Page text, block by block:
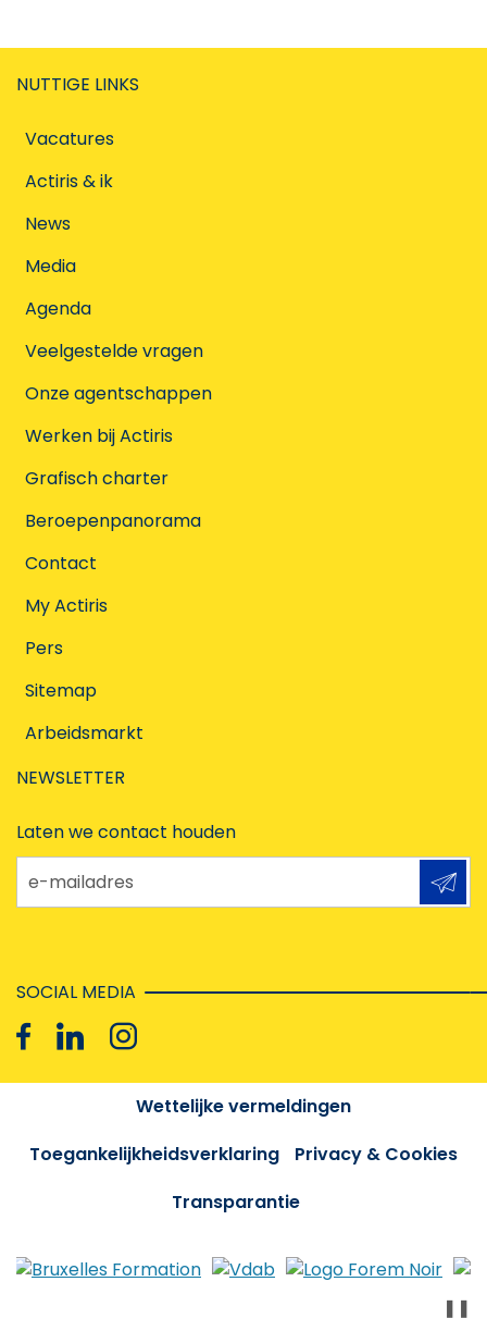
NUTTIGE LINKS
Vacatures
Actiris & ik
News
Media
Agenda
Veelgestelde vragen
Onze agentschappen
Werken bij Actiris
Grafisch charter
Beroepenpanorama
Contact
My Actiris
Pers
Sitemap
Arbeidsmarkt
NEWSLETTER
Laten we contact houden
e-mailadres
SOCIAL MEDIA
Wettelijke vermeldingen
Toegankelijkheidsverklaring
Privacy & Cookies
Transparantie
❚❚